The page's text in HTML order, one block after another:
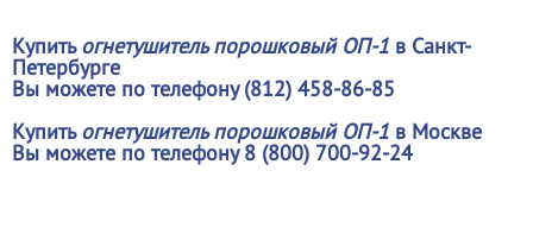
Купитьогнетушитель порошковый ОП-1 в Санкт-
Петербурге
Вы можете по телефону (812) 458-86-85
Купитьогнетушитель порошковый ОП-1 в Москве
Вы можете по телефону 8 (800) 700-92-24